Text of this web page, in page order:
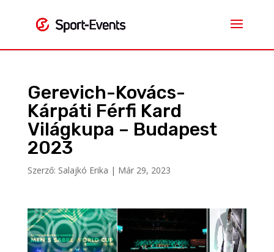
Gerevich-Kovács-
Kárpáti Férfi Kard
Világkupa – Budapest
2023
Szerző: Salajkó Erika | Már 29, 2023